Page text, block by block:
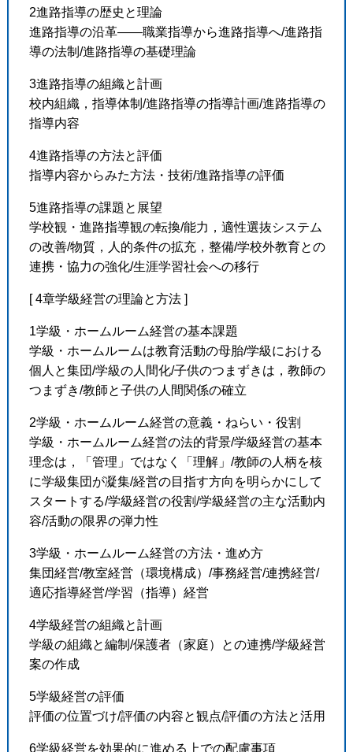
2進路指導の歴史と理論
進路指導の沿革――職業指導から進路指導へ/進路指
導の法制/進路指導の基礎理論
3進路指導の組織と計画
校内組織，指導体制/進路指導の指導計画/進路指導の
指導内容
4進路指導の方法と評価
指導内容からみた方法・技術/進路指導の評価
5進路指導の課題と展望
学校観・進路指導観の転換/能力，適性選抜システム
の改善/物質，人的条件の拡充，整備/学校外教育との
連携・協力の強化/生涯学習社会への移行
[ 4章学級経営の理論と方法 ]
1学級・ホームルーム経営の基本課題
学級・ホームルームは教育活動の母胎/学級における
個人と集団/学級の人間化/子供のつまずきは，教師の
つまずき/教師と子供の人間関係の確立
2学級・ホームルーム経営の意義・ねらい・役割
学級・ホームルーム経営の法的背景/学級経営の基本
理念は，「管理」ではなく「理解」/教師の人柄を核
に学級集団が凝集/経営の目指す方向を明らかにして
スタートする/学級経営の役割/学級経営の主な活動内
容/活動の限界の弾力性
3学級・ホームルーム経営の方法・進め方
集団経営/教室経営（環境構成）/事務経営/連携経営/
適応指導経営/学習（指導）経営
4学級経営の組織と計画
学級の組織と編制/保護者（家庭）との連携/学級経営
案の作成
5学級経営の評価
評価の位置づけ/評価の内容と観点/評価の方法と活用
6学級経営を効果的に進める上での配慮事項